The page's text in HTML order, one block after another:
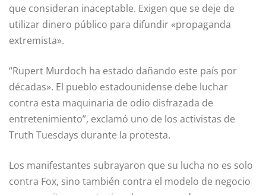
que consideran inaceptable. Exigen que se deje de
utilizar dinero público para difundir «propaganda
extremista».
“Rupert Murdoch ha estado dañando este país por
décadas». El pueblo estadounidense debe luchar
contra esta maquinaria de odio disfrazada de
entretenimiento”, exclamó uno de los activistas de
Truth Tuesdays durante la protesta.
Los manifestantes subrayaron que su lucha no es solo
contra Fox, sino también contra el modelo de negocio